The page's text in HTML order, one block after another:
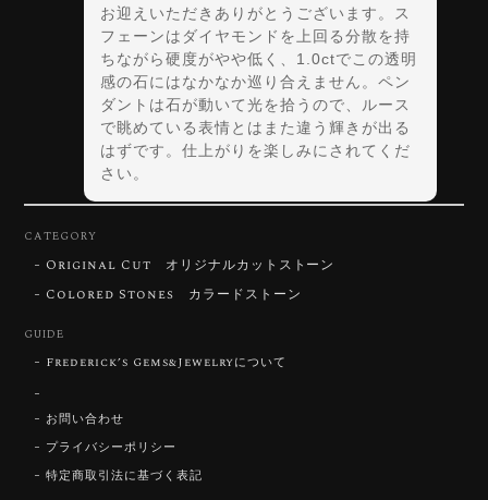
お迎えいただきありがとうございます。ス
フェーンはダイヤモンドを上回る分散を持
ちながら硬度がやや低く、1.0ctでこの透明
感の石にはなかなか巡り合えません。ペン
ダントは石が動いて光を拾うので、ルース
で眺めている表情とはまた違う輝きが出る
はずです。仕上がりを楽しみにされてくだ
さい。
2026/07/30
CATEGORY
Original Cut オリジナルカットストーン
Colored Stones カラードストーン
GUIDE
Frederick’s Gems&Jewelryについて
お問い合わせ
プライバシーポリシー
特定商取引法に基づく表記